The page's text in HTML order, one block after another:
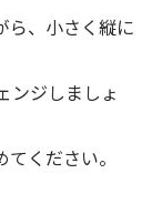
ら、小さく縦に
ンジしましょ
ください。